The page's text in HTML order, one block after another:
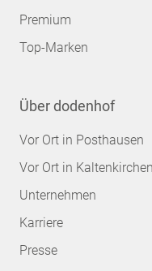
Premium
Top-Marken
Über dodenhof
Vor Ort in Posthausen
Vor Ort in Kaltenkirchen
Unternehmen
Karriere
Presse